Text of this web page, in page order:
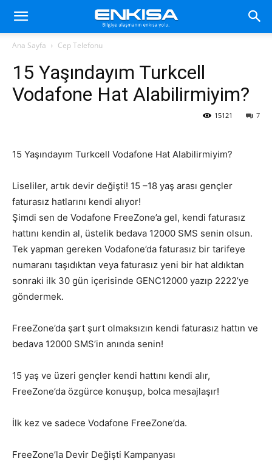
Ana Sayfa Cep Telefonu
15 Yaşındayım Turkcell
Vodafone Hat Alabilirmiyim?
7
15121
15 Yaşındayım Turkcell Vodafone Hat Alabilirmiyim?
Liseliler, artık devir değişti! 15 –18 yaş arası gençler
faturasız hatlarını kendi alıyor!
Şimdi sen de Vodafone FreeZone’a gel, kendi faturasız
hattını kendin al, üstelik bedava 12000 SMS senin olsun.
Tek yapman gereken Vodafone’da faturasız bir tarifeye
numaranı taşıdıktan veya faturasız yeni bir hat aldıktan
sonraki ilk 30 gün içerisinde GENC12000 yazıp 2222’ye
göndermek.
FreeZone’da şart şurt olmaksızın kendi faturasız hattın ve
bedava 12000 SMS’in anında senin!
15 yaş ve üzeri gençler kendi hattını kendi alır,
FreeZone’da özgürce konuşup, bolca mesajlaşır!
İlk kez ve sadece Vodafone FreeZone’da.
FreeZone’la Devir Değişti Kampanyası